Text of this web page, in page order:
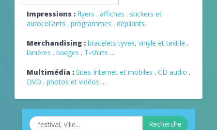
Impressions : flyers . affiches . stickers et
autocollants . programmes . dépliants
Merchandising : bracelets tyvek, vinyle et textile .
lanières . badges . T-shirts ...
Multimédia : Sites Internet et mobiles . CD audio .
DVD . photos et vidéos ...
Recherche